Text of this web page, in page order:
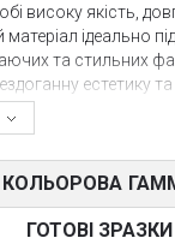
високу якість,
матеріал ідеально
та стильних
естетику та
Fein є її
унікальний
реалізувати
КОЛЬОРОВА
ГОТОВІ ЗРАЗКИ